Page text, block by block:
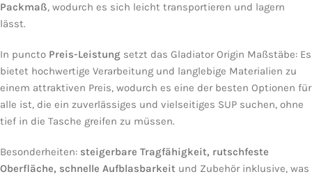
Packmaß, wodurch es sich leicht transportieren und lagern
lässt.
In puncto Preis-Leistung setzt das Gladiator Origin Maßstäbe: Es
bietet hochwertige Verarbeitung und langlebige Materialien zu
einem attraktiven Preis, wodurch es eine der besten Optionen für
alle ist, die ein zuverlässiges und vielseitiges SUP suchen, ohne
tief in die Tasche greifen zu müssen.
Besonderheiten: steigerbare Tragfähigkeit, rutschfeste
Oberfläche, schnelle Aufblasbarkeit und Zubehör inklusive, was